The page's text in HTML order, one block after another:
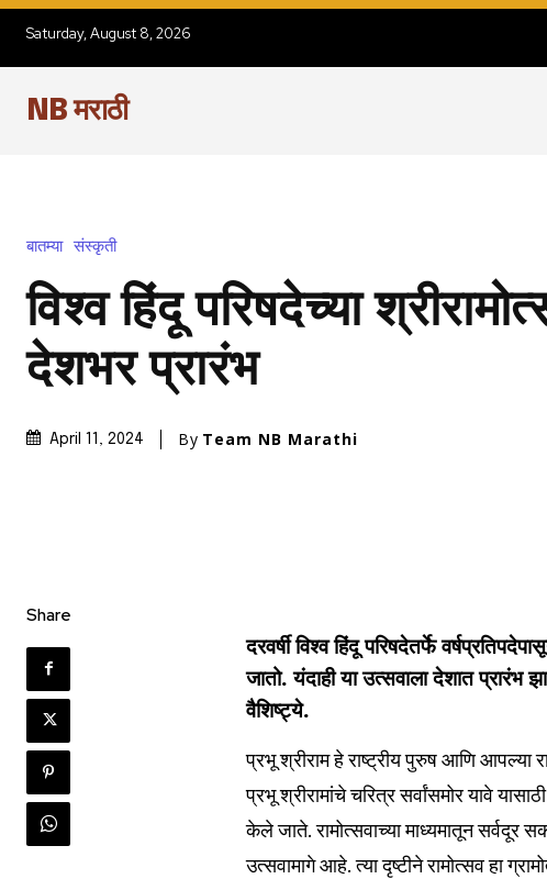
Saturday, August 8, 2026
NB मराठी
बातम्या संस्कृती
विश्व हिंदू परिषदेच्या
देशभर प्रारंभ
April 11, 2024 By Team NB Marathi
Share
दरवर्षी विश्व हिंदू परिषदेतर्फे
जातो. यंदाही या उत्सवाला देशात प्रारंभ
वैशिष्ट्ये.
प्रभू श्रीराम हे राष्ट्रीय पुरुष आणि आपल्या
प्रभू श्रीरामांचे चरित्र सर्वांसमोर यावे
केले जाते. रामोत्सवाच्या माध्यमातून सर्वदूर
उत्सवामागे आहे. त्या दृष्टीने रामोत्सव हा